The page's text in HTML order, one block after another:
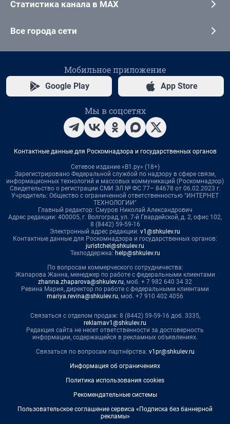
Статистика канала в MAX
Все города сети
Мобильное приложение
Google Play App Store
Мы в соцсетях
Контактные данные для Роскомнадзора и государственных органов
Сетевое издание «В1.ру» (18+)
Зарегистрировано Федеральной службой по надзору в сфере связи,
информационных технологий и массовых коммуникаций (Роскомнадзор)
Свидетельство о регистрации СМИ ЭЛ № ФС 77– 84678 от 06.02.2023 г.
Учредитель: Общество с ограниченной ответственностью "ИНТЕРНЕТ
ТЕХНОЛОГИИ"
Главный редактор: Смуров Николай Александрович
Адрес редакции: 400005, г. Волгоград, ул. 7-й Гвардейской, д. 2, офис 102,
8 (8442) 59-59-16
Электронный адрес редакции: v1@shkulev.ru
Контактные данные для Роскомнадзора и государственных органов:
juristchel@shkulev.ru
Техподдержка: help@shkulev.ru
По вопросам коммерческого сотрудничества:
Жапарова Жанна, менеджер по работе с федеральными клиентами
zhanna.zhaparova@shkulev.ru, моб. + 7 982 640 34 32
Ревина Мария, директор по работе с федеральными клиентами
mariya.revina@shkulev.ru, моб. +7 910 402 4056
Связаться с отделом продаж: 8 (8442) 59-59-16 доб. 3335,
reklamav1@shkulev.ru
Редакция сайта не несет ответственности за достоверность
информации, содержащейся в рекламных объявлениях.
Связаться по вопросам партнёрства: v1pr@shkulev.ru
Информация об ограничениях
Политика использования cookies
Рекомендательные системы
Пользовательское соглашение сервиса «Подписка без баннерной
рекламы»